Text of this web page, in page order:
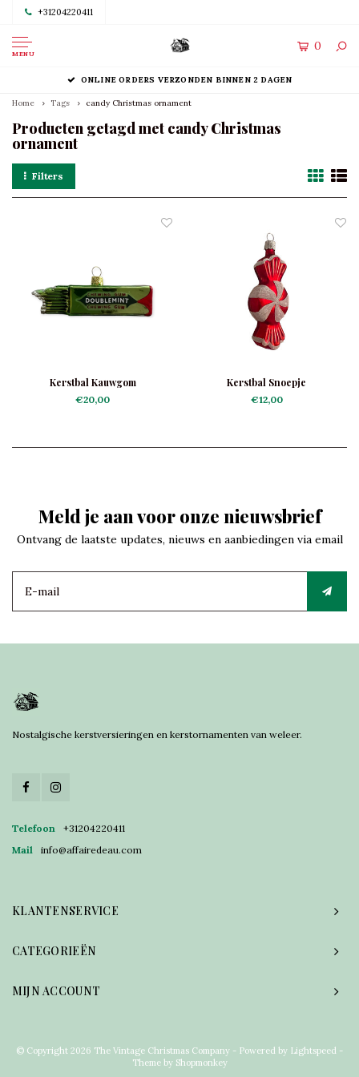
+31204220411
MENU
0
ONLINE ORDERS VERZONDEN BINNEN 2 DAGEN
Home Tags candy Christmas ornament
Producten getagd met candy Christmas
ornament
Filters
Kerstbal Kauwgom
€20,00
Kerstbal Snoepje
€12,00
Meld je aan voor onze nieuwsbrief
Ontvang de laatste updates, nieuws en aanbiedingen via email
Nostalgische kerstversieringen en kerstornamenten van weleer.
Telefoon
+31204220411
Mail
info@affairedeau.com
KLANTENSERVICE
CATEGORIEËN
MIJN ACCOUNT
© Copyright 2026 The Vintage Christmas Company - Powered by Lightspeed -
Theme by Shopmonkey